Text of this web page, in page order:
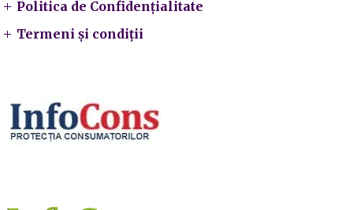
Politica de Confidențialitate
Termeni și condiții